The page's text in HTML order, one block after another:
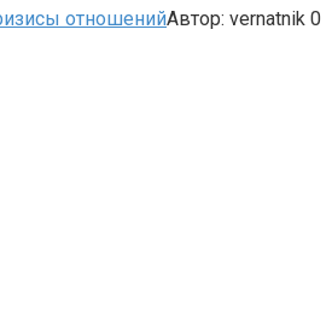
отношенийАвтор: vernatnik 0